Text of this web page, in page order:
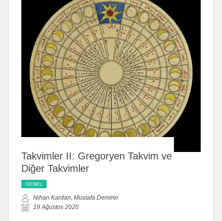
Takvimler II: Gregoryen Takvim ve
Diğer Takvimler
GENEL
Nihan Kardan, Mustafa Demirer
19 Ağustos 2020